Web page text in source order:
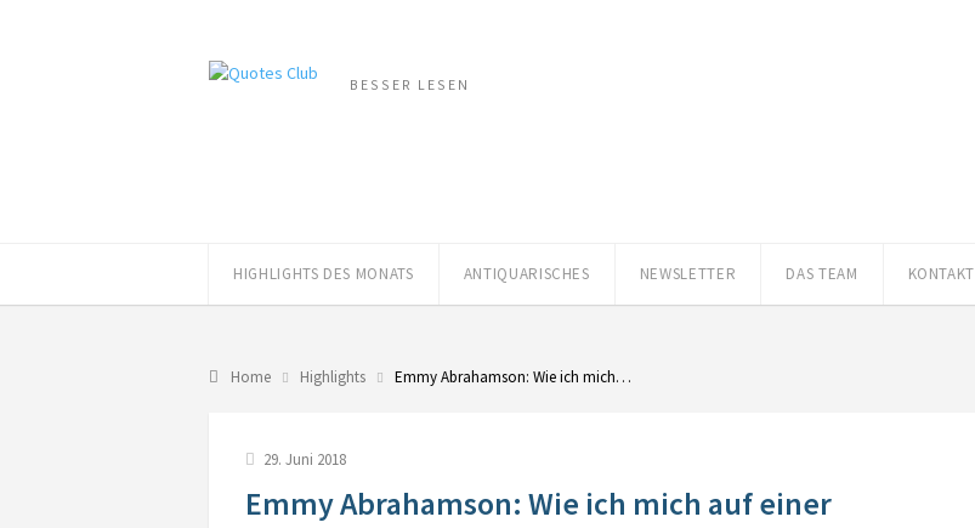
BESSER LESEN
HIGHLIGHTS DES MONATS ANTIQUARISCHES NEWSLETTER DAS TEAM KONTAKT
Home Highlights Emmy Abrahamson: Wie ich mich…
29. Juni 2018
Emmy Abrahamson: Wie ich mich auf einer